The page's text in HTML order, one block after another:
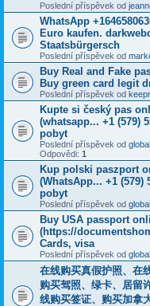
Poslední příspěvek od
WhatsApp
Euro kaufen.
Staatsbürgersch
Poslední příspěvek od
Buy Real and Fake
Buy green card legit
Poslední příspěvek od
Kupte si český pas
(whatsapp... +1 (579)
pobyt
Poslední příspěvek od
Odpovědi: 1
Kup polski paszport
(WhatsApp... +1 (579)
pobyt
Poslední příspěvek od
Buy USA passport
(https://
Cards, visa
Poslední příspěvek od
在线购买真假护照、在
购买驾照、绿卡、居留
线购买签证、购买加拿